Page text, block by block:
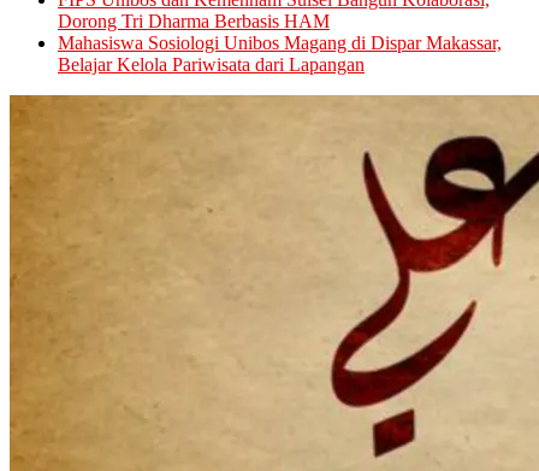
Dorong Tri Dharma Berbasis HAM
Mahasiswa Sosiologi Unibos Magang di Dispar Makassar,
Belajar Kelola Pariwisata dari Lapangan